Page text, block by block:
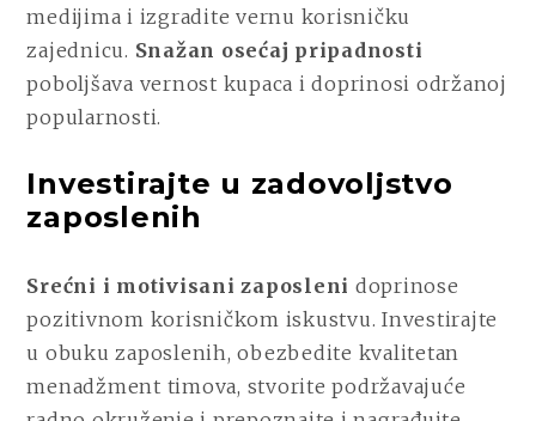
medijima i izgradite vernu korisničku
zajednicu. Snažan osećaj pripadnosti
poboljšava vernost kupaca i doprinosi održanoj
popularnosti.
Investirajte u zadovoljstvo
zaposlenih
Srećni i motivisani zaposleni doprinose
pozitivnom korisničkom iskustvu. Investirajte
u obuku zaposlenih, obezbedite kvalitetan
menadžment timova, stvorite podržavajuće